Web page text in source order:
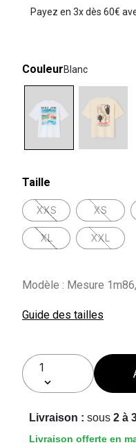
Payez en 3x dès 60€
CouleurBlanc
Taille
XXS XS
XL XXL
Modèle : Mesure
Guide des tailles
Livraison : sous 2 à
Livraison offerte en